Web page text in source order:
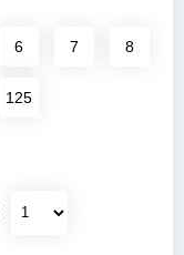
6 7 8
125